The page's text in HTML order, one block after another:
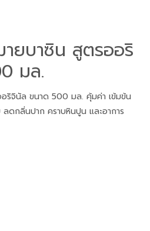
ยบาซิน สูตรออริ
มล.
ริจินัล ขนาด 500 มล. คุ้มค่า เข้มข้น
ดกลิ่นปาก คราบหินปูน และอาการ